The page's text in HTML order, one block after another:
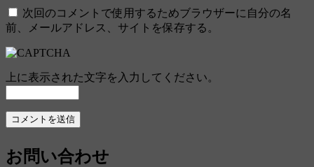
次回のコメントで使用するためブラウザーに自分の名
前、メールアドレス、サイトを保存する。
上に表示された文字を入力してください。
お問い合わせ